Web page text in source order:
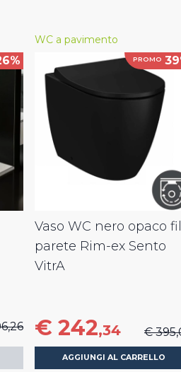
WC a pavimento
PROMO
Vaso WC nero opaco
parete Rim-ex Sento
VitrA
€ 242,34 €
AGGIUNGI AL CARRELLO